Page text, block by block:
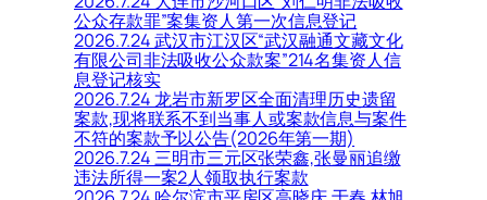
公众存款罪”案集资人第一次信息登记
2026.7.24 武汉市江汉区“武汉融通文藏文化
有限公司非法吸收公众款案”214名集资人信
息登记核实
2026.7.24 龙岩市新罗区全面清理历史遗留
案款,现将联系不到当事人或案款信息与案件
不符的案款予以公告(2026年第一期)
2026.7.24 三明市三元区张荣鑫,张曼丽追缴
违法所得一案2人领取执行案款